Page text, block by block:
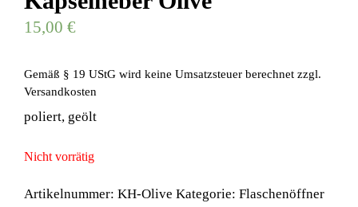
15,00 €
Gemäß § 19 UStG wird keine Umsatzsteuer berechnet zzgl.
Versandkosten
poliert, geölt
Nicht vorrätig
Artikelnummer: KH-Olive Kategorie: Flaschenöffner